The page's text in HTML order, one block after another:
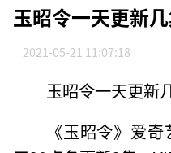
玉昭令一天更新
2021-05-21 11:07:18
玉昭令一天更新
《玉昭令》爱